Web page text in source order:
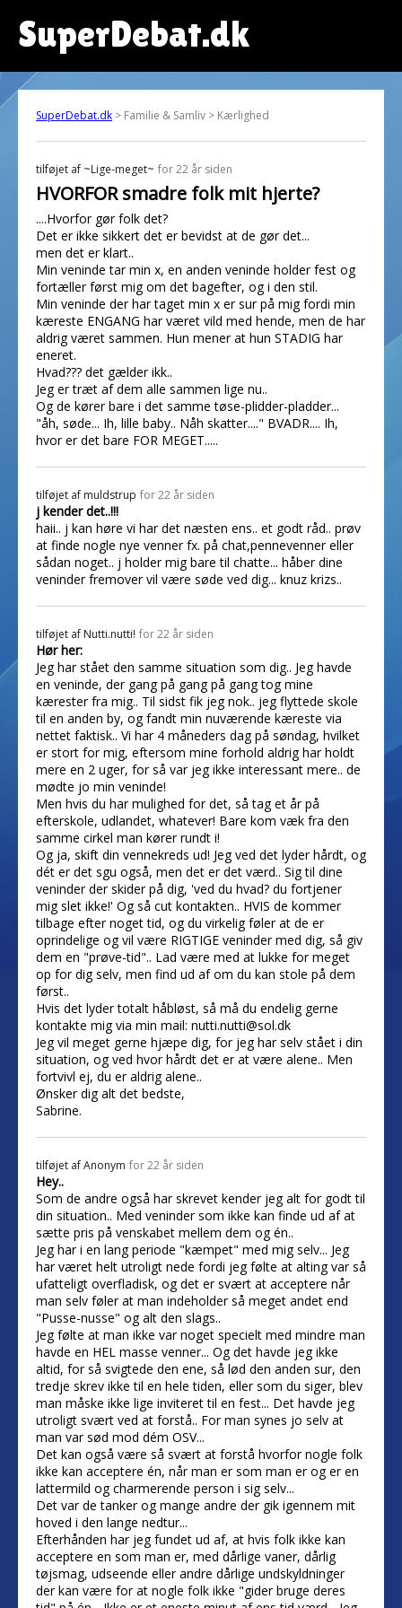
SuperDebat.dk
SuperDebat.dk > Familie & Samliv > Kærlighed
tilføjet af ~Lige-meget~ for 22 år siden
HVORFOR smadre folk mit hjerte?
....Hvorfor gør folk det?
Det er ikke sikkert det er bevidst at de gør det...
men det er klart..
Min veninde tar min x, en anden veninde holder fest og
fortæller først mig om det bagefter, og i den stil.
Min veninde der har taget min x er sur på mig fordi min
kæreste ENGANG har været vild med hende, men de har
aldrig været sammen. Hun mener at hun STADIG har
eneret.
Hvad??? det gælder ikk..
Jeg er træt af dem alle sammen lige nu..
Og de kører bare i det samme tøse-plidder-pladder...
"åh, søde... Ih, lille baby.. Nåh skatter...." BVADR.... Ih,
hvor er det bare FOR MEGET.....
tilføjet af muldstrup for 22 år siden
j kender det..!!!
haii.. j kan høre vi har det næsten ens.. et godt råd.. prøv
at finde nogle nye venner fx. på chat,pennevenner eller
sådan noget.. j holder mig bare til chatte... håber dine
veninder fremover vil være søde ved dig... knuz krizs..
tilføjet af Nutti.nutti! for 22 år siden
Hør her:
Jeg har stået den samme situation som dig.. Jeg havde
en veninde, der gang på gang på gang tog mine
kærester fra mig.. Til sidst fik jeg nok.. jeg flyttede skole
til en anden by, og fandt min nuværende kæreste via
nettet faktisk.. Vi har 4 måneders dag på søndag, hvilket
er stort for mig, eftersom mine forhold aldrig har holdt
mere en 2 uger, for så var jeg ikke interessant mere.. de
mødte jo min veninde!
Men hvis du har mulighed for det, så tag et år på
efterskole, udlandet, whatever! Bare kom væk fra den
samme cirkel man kører rundt i!
Og ja, skift din vennekreds ud! Jeg ved det lyder hårdt, og
dét er det sgu også, men det er det værd.. Sig til dine
veninder der skider på dig, 'ved du hvad? du fortjener
mig slet ikke!' Og så cut kontakten.. HVIS de kommer
tilbage efter noget tid, og du virkelig føler at de er
oprindelige og vil være RIGTIGE veninder med dig, så giv
dem en "prøve-tid".. Lad være med at lukke for meget
op for dig selv, men find ud af om du kan stole på dem
først..
Hvis det lyder totalt håbløst, så må du endelig gerne
kontakte mig via min mail: nutti.nutti@sol.dk
Jeg vil meget gerne hjæpe dig, for jeg har selv stået i din
situation, og ved hvor hårdt det er at være alene.. Men
fortvivl ej, du er aldrig alene..
Ønsker dig alt det bedste,
Sabrine.
tilføjet afAnonym for 22 år siden
Hey..
Som de andre også har skrevet kender jeg alt for godt til
din situation.. Med veninder som ikke kan finde ud af at
sætte pris på venskabet mellem dem og én..
Jeg har i en lang periode "kæmpet" med mig selv... Jeg
har været helt utroligt nede fordi jeg følte at alting var så
ufatteligt overfladisk, og det er svært at acceptere når
man selv føler at man indeholder så meget andet end
"Pusse-nusse" og alt den slags..
Jeg følte at man ikke var noget specielt med mindre man
havde en HEL masse venner... Og det havde jeg ikke
altid, for så svigtede den ene, så lød den anden sur, den
tredje skrev ikke til en hele tiden, eller som du siger, blev
man måske ikke lige inviteret til en fest... Det havde jeg
utroligt svært ved at forstå.. For man synes jo selv at
man var sød mod dém OSV...
Det kan også være så svært at forstå hvorfor nogle folk
ikke kan acceptere én, når man er som man er og er en
lattermild og charmerende person i sig selv...
Det var de tanker og mange andre der gik igennem mit
hoved i den lange nedtur...
Efterhånden har jeg fundet ud af, at hvis folk ikke kan
acceptere en som man er, med dårlige vaner, dårlig
tøjsmag, udseende eller andre dårlige undskyldninger
der kan være for at nogle folk ikke "gider bruge deres